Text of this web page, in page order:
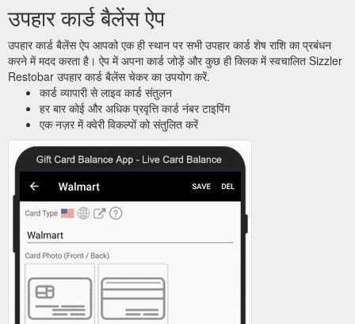
उपहार कार्ड बैलेंस ऐप
उपहार कार्ड बैलेंस ऐप आपको एक ही स्थान पर सभी उपहार कार्ड शेष राशि का प्रबंधन
करने में मदद करता है। ऐप में अपना कार्ड जोड़ें और कुछ ही क्लिक में स्वचालित Sizzler
Restobar उपहार कार्ड बैलेंस चेकर का उपयोग करें.
कार्ड व्यापारी से लाइव कार्ड संतुलन
हर बार कोई और अधिक प्रवृत्ति कार्ड नंबर टाइपिंग
एक नज़र में क्वेरी विकल्पों को संतुलित करें